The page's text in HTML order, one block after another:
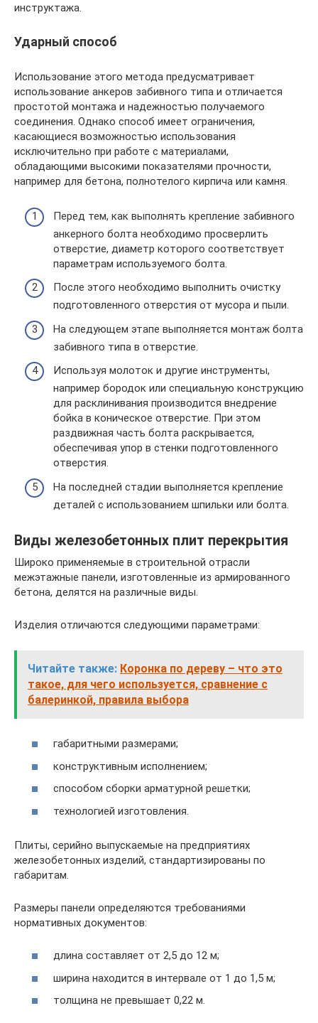
инструктажа.
Ударный способ
Использование этого метода предусматривает
использование анкеров забивного типа и отличается
простотой монтажа и надежностью получаемого
соединения. Однако способ имеет ограничения,
касающиеся возможностью использования
исключительно при работе с материалами,
обладающими высокими показателями прочности,
например для бетона, полнотелого кирпича или камня.
Перед тем, как выполнять крепление забивного
анкерного болта необходимо просверлить
отверстие, диаметр которого соответствует
параметрам используемого болта.
После этого необходимо выполнить очистку
подготовленного отверстия от мусора и пыли.
На следующем этапе выполняется монтаж болта
забивного типа в отверстие.
Используя молоток и другие инструменты,
например бородок или специальную конструкцию
для расклинивания производится внедрение
бойка в коническое отверстие. При этом
раздвижная часть болта раскрывается,
обеспечивая упор в стенки подготовленного
отверстия.
На последней стадии выполняется крепление
деталей с использованием шпильки или болта.
Виды железобетонных плит перекрытия
Широко применяемые в строительной отрасли
межэтажные панели, изготовленные из армированного
бетона, делятся на различные виды.
Изделия отличаются следующими параметрами:
Читайте также: Коронка по дереву – что это
такое, для чего используется, сравнение с
балеринкой, правила выбора
габаритными размерами;
конструктивным исполнением;
способом сборки арматурной решетки;
технологией изготовления.
Плиты, серийно выпускаемые на предприятиях
железобетонных изделий, стандартизированы по
габаритам.
Размеры панели определяются требованиями
нормативных документов:
длина составляет от 2,5 до 12 м;
ширина находится в интервале от 1 до 1,5 м;
толщина не превышает 0,22 м.